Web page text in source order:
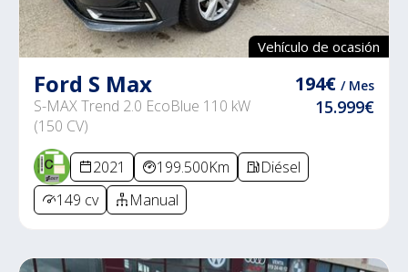
Vehículo de ocasión
Ford S Max
S-MAX Trend 2.0 EcoBlue 110 kW
(150 CV)
194€ / Mes
15.999€
2021 199.500Km
Diésel
149 cv
Manual